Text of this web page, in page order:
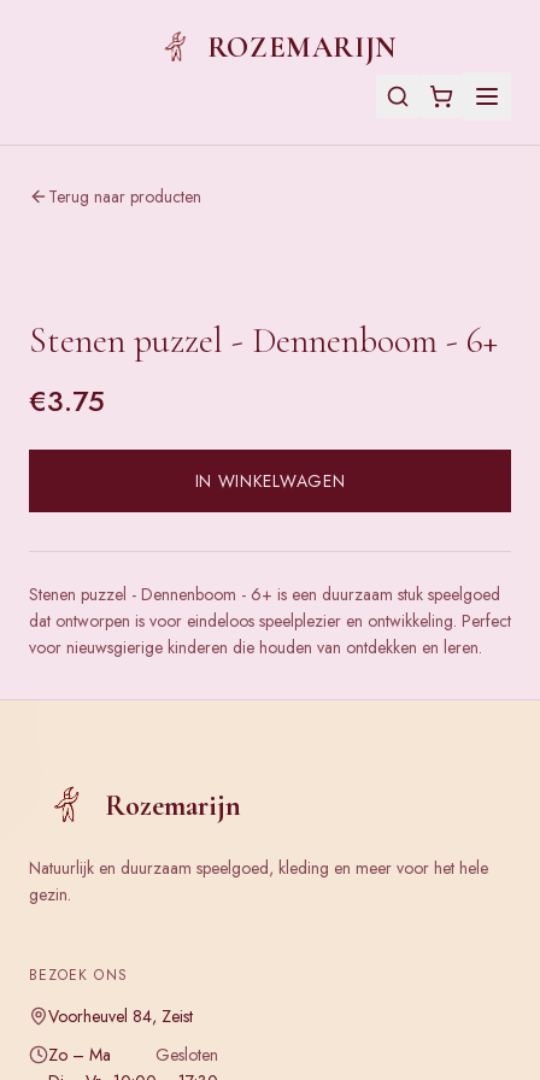
ROZEMARIJN
Terug naar producten
Stenen puzzel - Dennenboom - 6+
€3.75
IN WINKELWAGEN
Stenen puzzel - Dennenboom - 6+ is een duurzaam stuk speelgoed
dat ontworpen is voor eindeloos speelplezier en ontwikkeling. Perfect
voor nieuwsgierige kinderen die houden van ontdekken en leren.
Rozemarijn
Natuurlijk en duurzaam speelgoed, kleding en meer voor het hele
gezin.
BEZOEK ONS
Voorheuvel 84, Zeist
Zo – Ma
Gesloten